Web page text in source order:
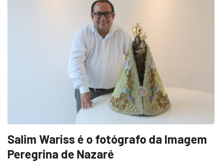
Salim Wariss é o fotógrafo da Imagem
Peregrina de Nazaré